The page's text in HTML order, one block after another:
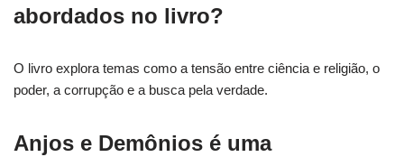
abordados no livro?
O livro explora temas como a tensão entre ciência e religião, o
poder, a corrupção e a busca pela verdade.
Anjos e Demônios é uma